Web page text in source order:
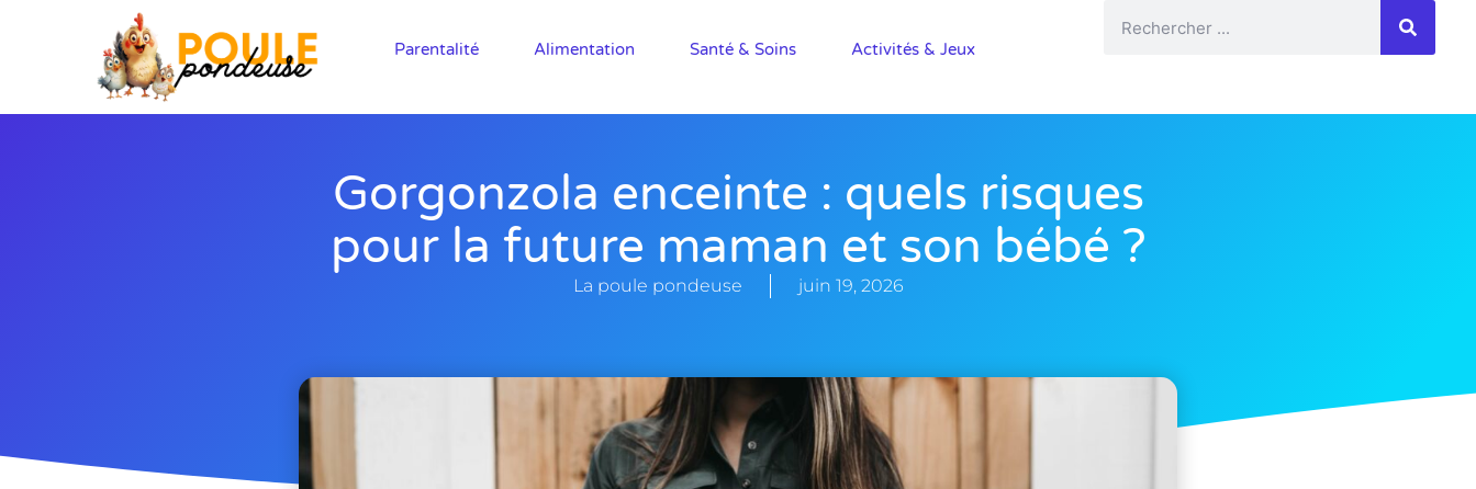
Parentalité Alimentation Santé & Soins Activités & Jeux
Gorgonzola enceinte : quels risques
pour la future maman et son bébé ?
La poule pondeuse juin 19, 2026